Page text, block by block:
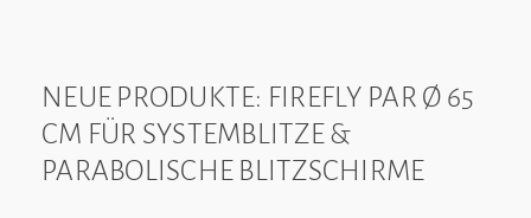
NEUE PRODUKTE: FIREFLY PAR Ø 65
CM FÜR SYSTEMBLITZE &
PARABOLISCHE BLITZSCHIRME